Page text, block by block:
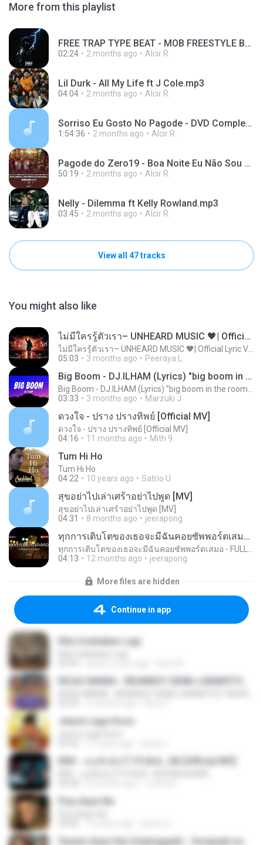
More from this playlist
FREE TRAP TYPE BEAT - MOB FREESTYLE BEAT HARD TYPE BEAT FREE RAP INSTRUMENTAL 2026.mp3
02:24 2 months ago Alcir R.
Lil Durk - All My Life ft J Cole.mp3
04:04 2 months ago Alcir R.
Sorriso Eu Gosto No Pagode - DVD Completo Sem Cortes .m4a
1:54:36 2 months ago Alcir R.
Pagode do Zero19 - Boa Noite Eu Não Sou de Me Entregar Engano Faz Assim Primeira Namorada.mp3
50:19 2 months ago Alcir R.
Nelly - Dilemma ft Kelly Rowland.mp3
03:45 2 months ago Alcir R.
View all 47 tracks
You might also like
ไม่มีใครรู้ตัวเรา– UNHEARD MUSIC 🖤| Official Lyric Video | เพลงสู้ชีวิต
05:03
3 months ago Peeraya L.
Big Boom - DJ.ILHAM (Lyrics) "big boom in the room i go kaboom"
03:33
3 months ago Marzuki J.
ดวงใจ - ปราง ปรางทิพย์ [Official MV]
ดวงใจ - ปราง ปรางทิพย์ [Official MV]
04:16
11 months ago Mith 9.
Tum Hi Ho
Tum Hi Ho
04:22
10 years ago Satrio U.
สุขอย่าไปเล่าเศร้าอย่าไปพูด [MV]
สุขอย่าไปเล่าเศร้าอย่าไปพูด [MV]
04:31
8 months ago jeerapong
ทุกการเติบโตของเธอจะมีฉันคอยซัพพอร์ตเสมอ - FULL , [เนื้อเพลง]
04:13
12 months ago jeerapong
More files are hidden
Continue in app
Kita Usahakan Lagi
Jeene Laga Hoon
KRK - เธอทิ้งฉันไว้ Ft.N/A , HK [Official MV]
Piya Aaye Na